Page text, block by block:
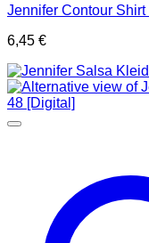
Jennifer Contour
6,45 €